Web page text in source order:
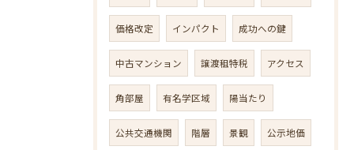
価格改定 インパクト 成功への鍵
中古マンション 譲渡租特税 アクセス
角部屋 有名学区域 陽当たり
公共交通機関 階層 景観 公示地価